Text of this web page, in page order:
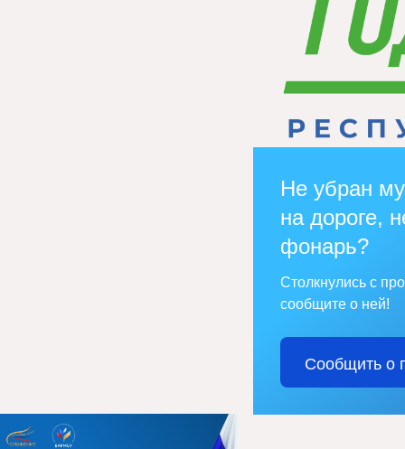
Не убран
на дороге,
фонарь?
Столкнулись с
сообщите о ней!
Сообщить о